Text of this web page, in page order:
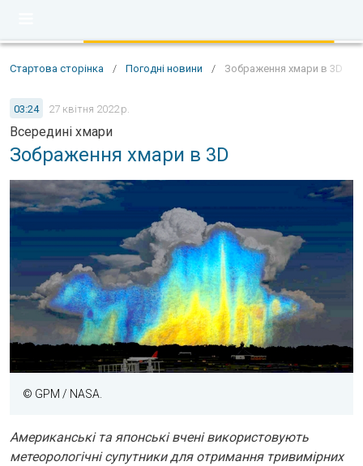
Стартова сторінка / Погодні новини / Зображення хмари в 3D
03:24 27 квітня 2022 р.
Всередині хмари
Зображення хмари в 3D
© GPM / NASA.
Американські та японські вчені використовують
метеорологічні супутники для отримання тривимірних